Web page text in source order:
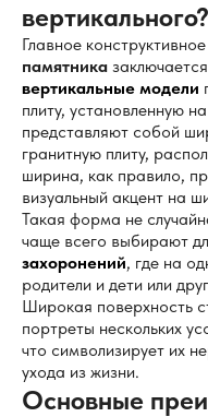
вертикального?
Главное
памятника
вертикальные модели
плиту, установленную
представляют собой
гранитную плиту,
ширина, как правило,
визуальный акцент на
Такая форма не
чаще всего выбирают
захоронений, где на
родители и дети или
Широкая поверхность
портреты нескольких
что символизирует их
ухода из жизни.
Основные